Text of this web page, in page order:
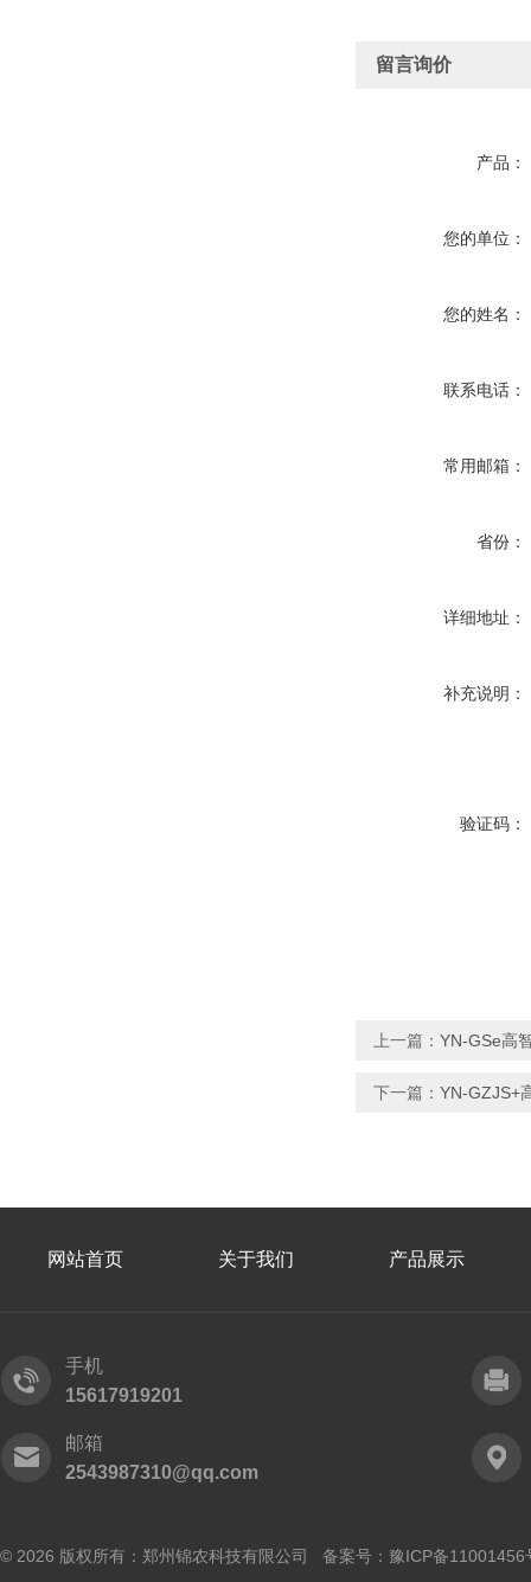
留言询价
产品：
您的单位：
您的姓名：
联系电话：
常用邮箱：
省份：
详细地址：
补充说明：
验证码：
上一篇： YN-GSe高
下一篇： YN-GZJS+
网站首页 关于我们 产品展示
手机
15617919201
邮箱
2543987310@qq.com
© 2026 版权所有：郑州锦农科技有限公司 备案号： 豫ICP备11001456